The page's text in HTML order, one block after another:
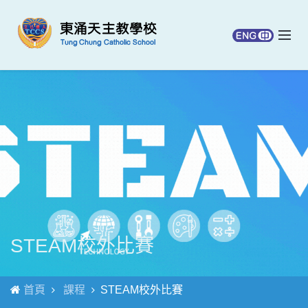
STEAM校外比賽
首頁 課程 STEAM校外比賽